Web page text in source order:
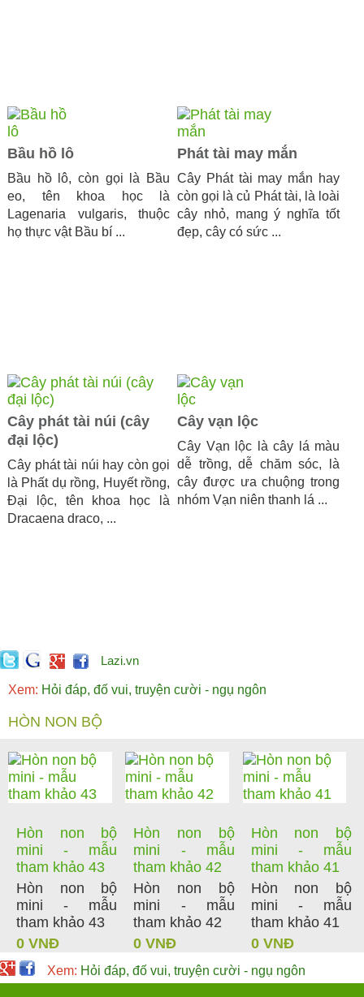
Bầu hồ lô
Bầu hồ lô, còn gọi là Bầu
eo, tên khoa học là
Lagenaria vulgaris, thuộc
họ thực vật Bầu bí ...
Phát tài may mắn
Cây Phát tài may mắn hay
còn gọi là củ Phát tài, là loài
cây nhỏ, mang ý nghĩa tốt
đẹp, cây có sức ...
Cây phát tài núi (cây
đại lộc)
Cây phát tài núi hay còn gọi
là Phất dụ rồng, Huyết rồng,
Đại lộc, tên khoa học là
Dracaena draco, ...
Cây vạn lộc
Cây Vạn lộc là cây lá màu
dễ trồng, dễ chăm sóc, là
cây được ưa chuộng trong
nhóm Vạn niên thanh lá ...
Lazi.vn
Xem: Hỏi đáp, đố vui, truyện cười - ngụ ngôn
HÒN NON BỘ
Hòn non bộ
mini - mẫu
tham khảo 43
Hòn non bộ
mini - mẫu
tham khảo 43
0 VNĐ
Hòn non bộ
mini - mẫu
tham khảo 42
Hòn non bộ
mini - mẫu
tham khảo 42
0 VNĐ
Hòn non bộ
mini - mẫu
tham khảo 41
Hòn non bộ
mini - mẫu
tham khảo 41
0 VNĐ
Xem: Hỏi đáp, đố vui, truyện cười - ngụ ngôn